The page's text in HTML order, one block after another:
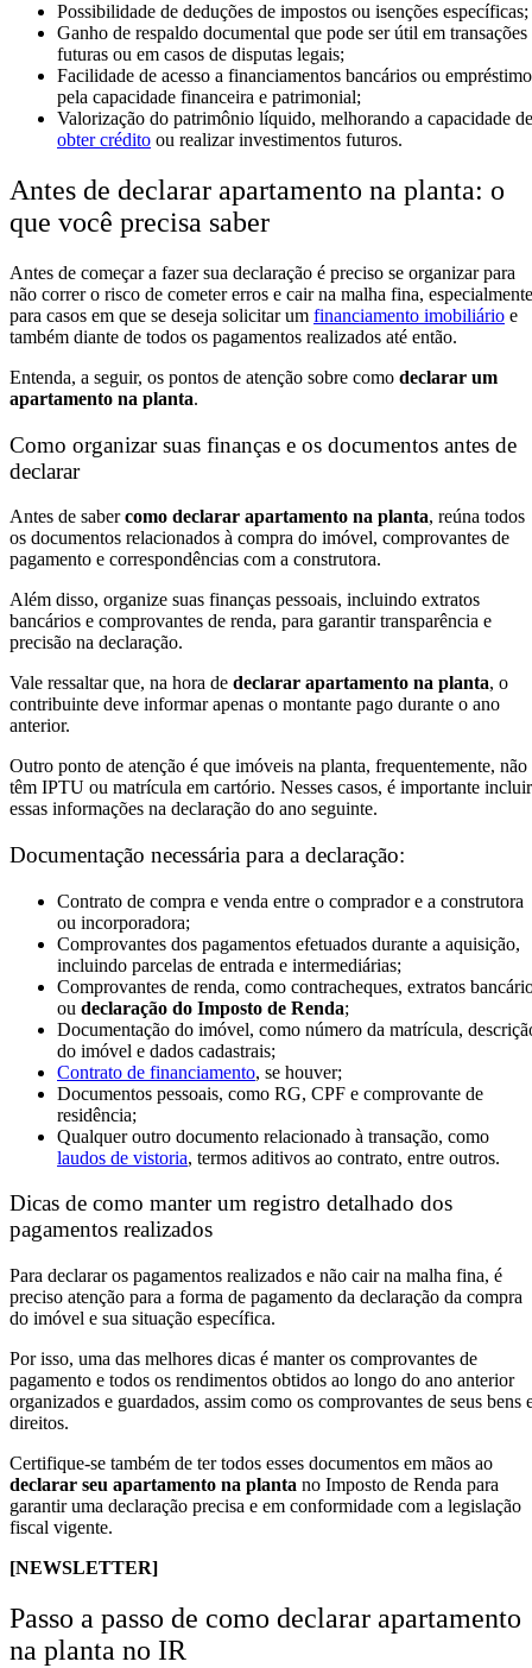
Possibilidade de deduções de impostos ou isenções específicas;
Ganho de respaldo documental que pode ser útil em transações
futuras ou em casos de disputas legais;
Facilidade de acesso a financiamentos bancários ou
pela capacidade financeira e patrimonial;
Valorização do patrimônio líquido, melhorando a capacidade de
obter crédito ou realizar investimentos futuros.
Antes de declarar apartamento na planta: o
que você precisa saber
Antes de começar a fazer sua declaração é preciso se organizar para
não correr o risco de cometer erros e cair na malha fina, especialmente
para casos em que se deseja solicitar um financiamento imobiliário e
também diante de todos os pagamentos realizados até então.
Entenda, a seguir, os pontos de atenção sobre como declarar um
apartamento na planta.
Como organizar suas finanças e os documentos antes de
declarar
Antes de sabercomo declarar apartamento na planta, reúna todos
os documentos relacionados à compra do imóvel, comprovantes de
pagamento e correspondências com a construtora.
Além disso, organize suas finanças pessoais, incluindo extratos
bancários e comprovantes de renda, para garantir transparência e
precisão na declaração.
Vale ressaltar que, na hora de declarar apartamento na planta, o
contribuinte deve informar apenas o montante pago durante o ano
anterior.
Outro ponto de atenção é que imóveis na planta, frequentemente, não
têm IPTU ou matrícula em cartório. Nesses casos, é importante incluir
essas informações na declaração do ano seguinte.
Documentação necessária para a declaração:
Contrato de compra e venda entre o comprador e a construtora
ou incorporadora;
Comprovantes dos pagamentos efetuados durante a aquisição,
incluindo parcelas de entrada e intermediárias;
Comprovantes de renda, como contracheques, extratos
ou declaração do Imposto de Renda;
Documentação do imóvel, como número da matrícula,
do imóvel e dados cadastrais;
Contrato de financiamento, se houver;
Documentos pessoais, como RG, CPF e comprovante de
residência;
Qualquer outro documento relacionado à transação, como
laudos de vistoria, termos aditivos ao contrato, entre outros.
Dicas de como manter um registro detalhado dos
pagamentos realizados
Para declarar os pagamentos realizados e não cair na malha fina, é
preciso atenção para a forma de pagamento da declaração da compra
do imóvel e sua situação específica.
Por isso, uma das melhores dicas é manter os comprovantes de
pagamento e todos os rendimentos obtidos ao longo do ano anterior
organizados e guardados, assim como os comprovantes de seus bens
direitos.
Certifique-se também de ter todos esses documentos em mãos ao
declarar seu apartamento na planta no Imposto de Renda para
garantir uma declaração precisa e em conformidade com a legislação
fiscal vigente.
[NEWSLETTER]
Passo a passo de como declarar apartamento
na planta no IR